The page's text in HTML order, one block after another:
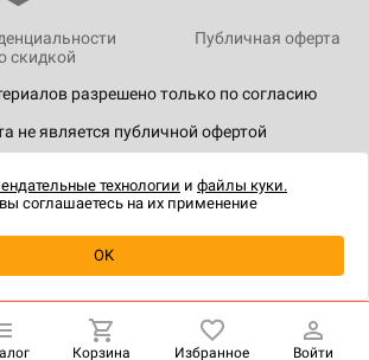
Уведомить о наличии
разрешено только по согласию
не является публичной офертой
Публичная оферта
скидкой
Корзина Избранное Войти
технологии и файлы куки.
соглашаетесь на их применение
OK